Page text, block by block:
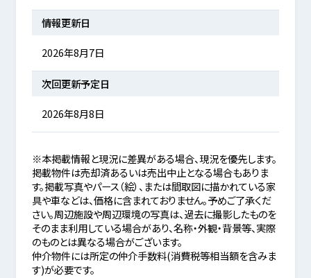
情報更新日
2026年8月7日
次回更新予定日
2026年8月8日
※本掲載情報と現況に差異がある場合、現況を優先します。
掲載物件は売却済あるいは売出中止となる場合もありま
す。掲載写真やパース（絵）、または間取図に描かれている家
具や車などは、価格に含まれておりません。予めご了承くだ
さい。周辺施設や周辺環境の写真は、過去に撮影したものを
そのまま利用している場合があり、名称・外観・背景等、実際
のものとは異なる場合がございます。
仲介物件には所定の仲介手数料(消費税等相当額を含みま
す)が必要です。